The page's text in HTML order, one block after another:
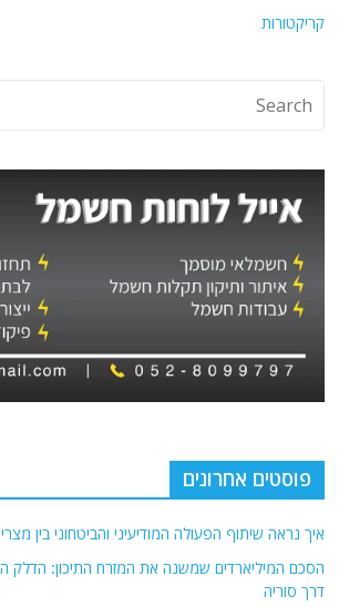
קריקטורות
פוסטים אחרונים
איך נראה שיתוף הפעולה המודיעיני והביטחוני בין
הסכם המיליארדים שמשנה את המזרח התיכון: הדלק
דרך סוריה